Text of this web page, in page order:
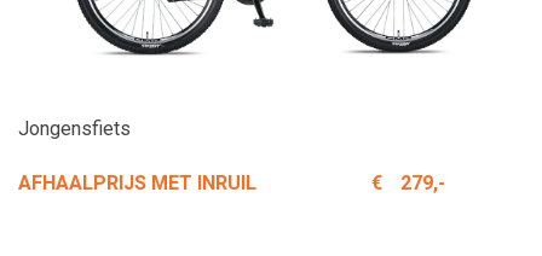
Jongensfiets
AFHAALPRIJS MET INRUIL € 279,-